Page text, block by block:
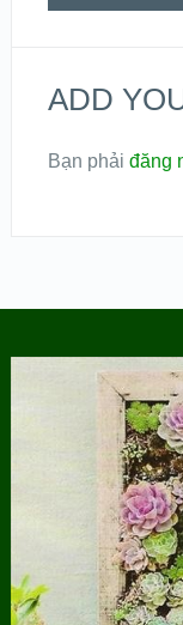
ADD
Bạn phải đăng